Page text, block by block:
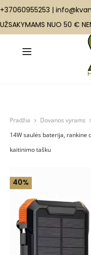
+37060955253 |
SIUNTIMAS
+37060955253 |
UŽSAKYMAMS NUO 50 €
Pradžia Dovanos vyrams
14W saulės baterija, rankine
kaitinimo tašku
40%